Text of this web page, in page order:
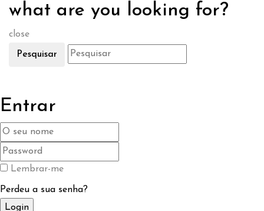
what are you looking for?
close
Pesquisar
Entrar
Lembrar-me
Perdeu a sua senha?